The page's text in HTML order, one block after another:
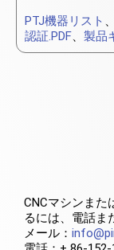
PTJ機器リスト 、
認証.PDF、 製品
CNCマシンまた
るには、電話ま
メール：